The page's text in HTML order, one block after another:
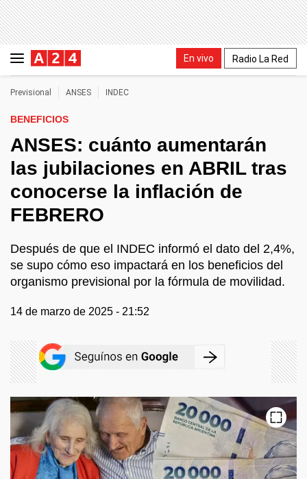
En vivo Radio La Red
Previsional ANSES INDEC
BENEFICIOS
ANSES: cuánto aumentarán
las jubilaciones en ABRIL tras
conocerse la inflación de
FEBRERO
Después de que el INDEC informó el dato del 2,4%,
se supo cómo eso impactará en los beneficios del
organismo previsional por la fórmula de movilidad.
14 de marzo de 2025 - 21:52